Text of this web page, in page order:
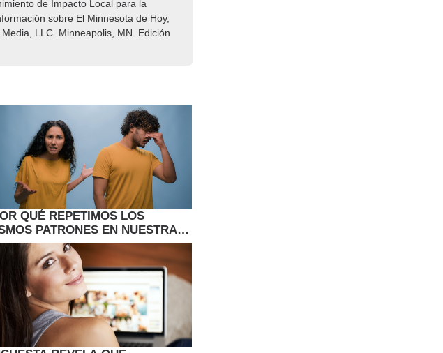
de Impacto Local​​ para la
sobre El Minnesota de Hoy,
LLC. Minneapolis, MN. Edición
QUÉ REPETIMOS LOS
PATRONES EN NUESTRAS